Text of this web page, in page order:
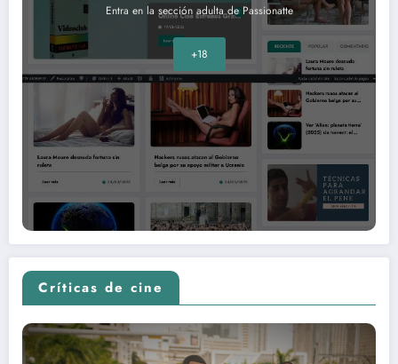
Entra en la sección adulta de Passionatte
+18
Críticas de cine